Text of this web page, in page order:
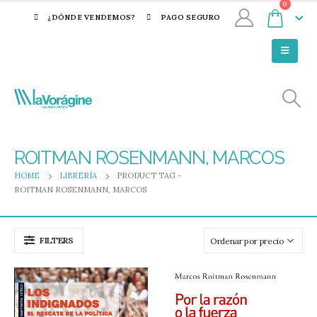
¿DÓNDE VENDEMOS? PAGO SEGURO
0
ROITMAN ROSENMANN, MARCOS
HOME LIBRERÍA
PRODUCT TAG -
ROITMAN ROSENMANN, MARCOS
FILTERS